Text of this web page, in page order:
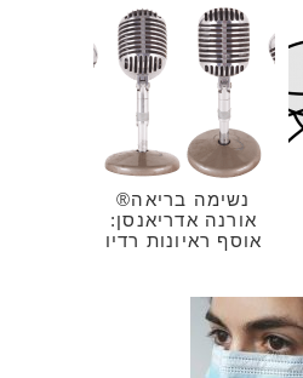
נשימה בריאה®
אורנה אדריאנסן:
אוסף ראיונות רדיו